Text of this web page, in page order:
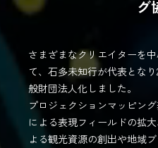
グ
さまざまなクリエイターを
て、石多未知行が代表となり
般財団法人化しました。
プロジェクションマッピン
による表現フィールドの拡
よる観光資源の創出や地域